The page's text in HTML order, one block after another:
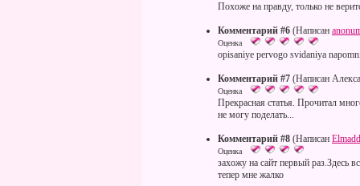
Похоже на правду, только не
Комментарий #6 (Написан
Оценка
opisaniye pervogo svidaniya
Комментарий #7 (Написан
Оценка
Прекрасная статья. Прочитал
не могу поделать...
Комментарий #8 (Написан
Оценка
захожу на сайт первый раз.Здесь
тепер мне жалко